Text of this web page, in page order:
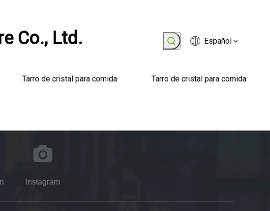
Co., Ltd. Español
Tarro de cristal para comida Tarro de cristal para comida
Instagram